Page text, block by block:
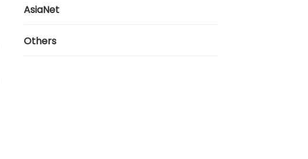
AsiaNet
Others